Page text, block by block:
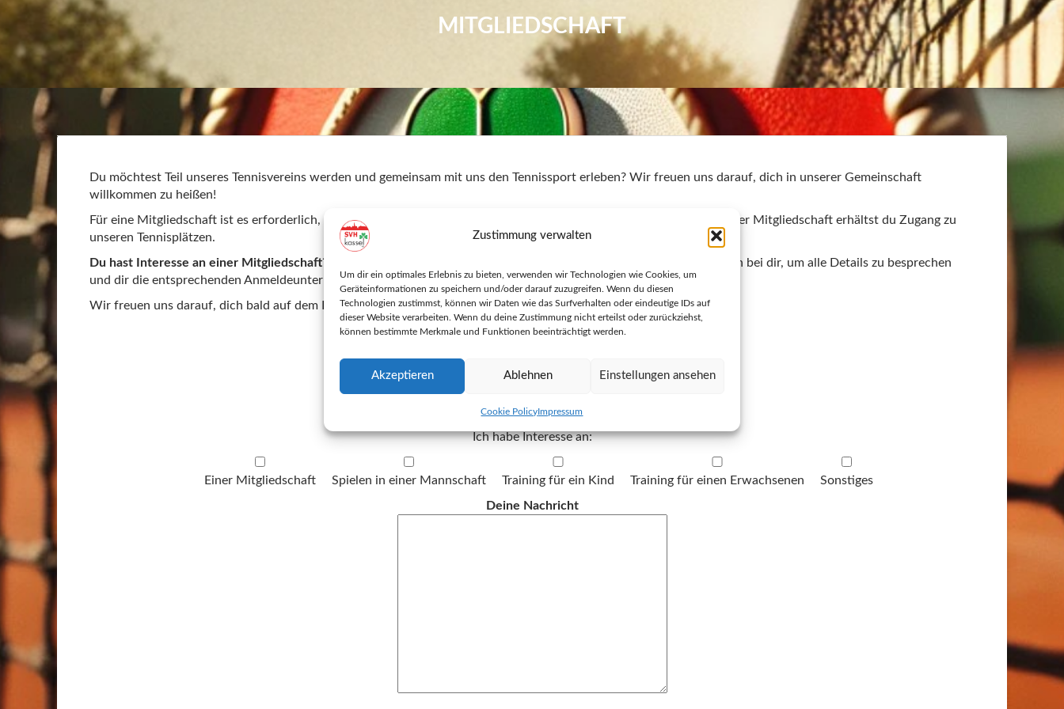
Zustimmung verwalten
Um dir ein optimales Erlebnis zu bieten, verwenden wir Technologien wie Cookies, um
Geräteinformationen zu speichern und/oder darauf zuzugreifen. Wenn du diesen
Technologien zustimmst, können wir Daten wie das Surfverhalten oder eindeutige IDs auf
dieser Website verarbeiten. Wenn du deine Zustimmung nicht erteilst oder zurückziehst,
können bestimmte Merkmale und Funktionen beeinträchtigt werden.
Akzeptieren Ablehnen Einstellungen ansehen
Cookie PolicyImpressum
MITGLIEDSCHAFT
Du möchtest Teil unseres Tennisvereins werden und gemeinsam mit uns den Tennissport erleben? Wir freuen uns darauf, dich in unserer Gemeinschaft
willkommen zu heißen!
Für eine Mitgliedschaft ist es erforderlich, sowohl dem
als auch unserem Förderverein beizutreten. Mit der Mitgliedschaft erhältst du Zugang zu
unseren Tennisplätzen.
Du hast Interesse an einer Mitgliedschaft?
aus. Wir melden uns schnellstmöglich bei dir, um alle Details zu besprechen
und dir die entsprechenden Anmeldeunterlagen zukommen zu lassen.
Wir freuen uns darauf, dich bald auf dem Platz zu sehen!
Dein Name
Ich habe Interesse an:
Einer Mitgliedschaft Spielen in einer Mannschaft Training für ein Kind Training für einen Erwachsenen
Sonstiges
Deine Nachricht